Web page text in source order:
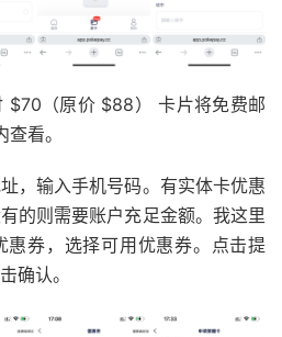
（原价 $88） 卡片将免费邮
看。
，输入手机号码。有实体卡优惠
的则需要账户充足金额。我这里
券，选择可用优惠券。点击提
确认。